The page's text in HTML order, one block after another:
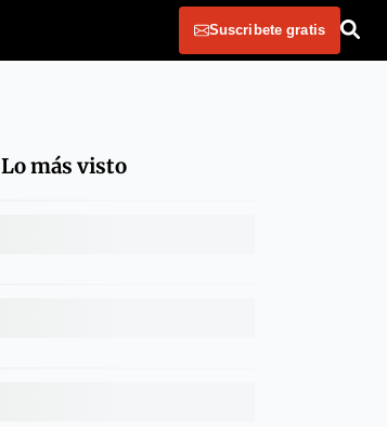
Suscribete gratis
Lo más visto